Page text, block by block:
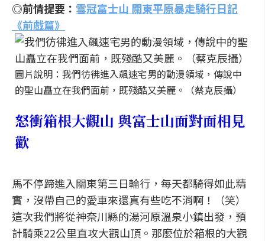
◎前情提要： 雪冠富士山 關東平原暴走騎行日記
《前戲篇》
圖片說明：我們彷彿進入飆速宅男的動漫領域，傳說中
的聖山矗立在我們面前，既殘酷又美麗。（蔡克辰攝）
怒衝箱根大觀山 與富士山面對面相見
歡
馬不停蹄進入關東第三日輪行，每天都騎得如此精
實，沒帶自己的愛車來還真有些吃不消啊！（笑）
這次我們將從神奈川縣的湯河原溫泉小鎮出發，預
計騎乘22公里直攻大觀山頂。那麼位於箱根的大觀